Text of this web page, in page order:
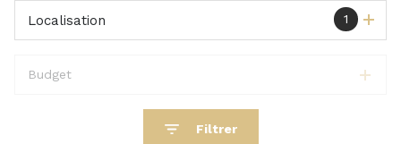
1
Localisation
Budget
Filtrer